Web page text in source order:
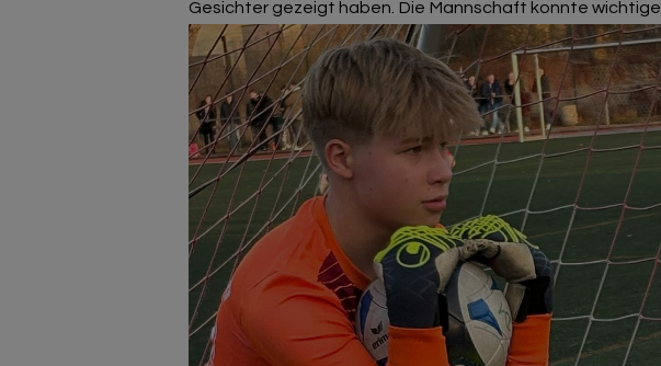
Gesichter gezeigt haben. Die Mannschaft konnte wichtige